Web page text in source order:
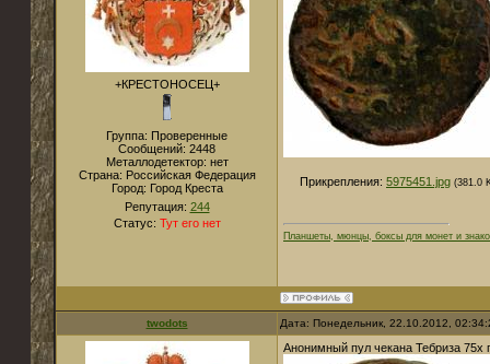
+КРЕСТОНОСЕЦ+
Группа: Проверенные
Сообщений: 2448
Металлодетектор: нет
Страна: Российская Федерация
Город: Город Креста
Репутация: 244
Статус: Тут его нет
Прикрепления: 5975451.jpg (381.0
Планшеты, мюнцы, боксы для монет и
twodots Дата: Понедельник, 22.10.2012,
Анонимный пул чекана Тебриза 75х